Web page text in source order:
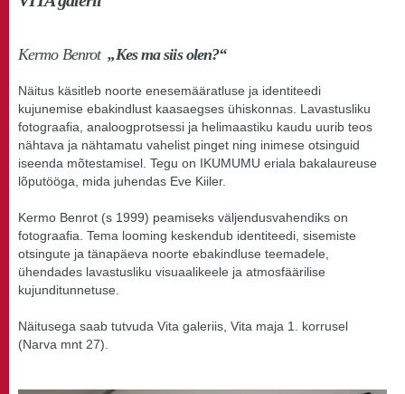
Kermo Benrot„Kes ma siis olen?“
Näitus käsitleb noorte enesemääratluse ja identiteedi
kujunemise ebakindlust kaasaegses ühiskonnas. Lavastusliku
fotograafia, analoogprotsessi ja helimaastiku kaudu uurib teos
nähtava ja nähtamatu vahelist pinget ning inimese otsinguid
iseenda mõtestamisel. Tegu on IKUMUMU eriala bakalaureuse
lõputööga, mida juhendas Eve Kiiler.
Kermo Benrot (s 1999) peamiseks väljendusvahendiks on
fotograafia. Tema looming keskendub identiteedi, sisemiste
otsingute ja tänapäeva noorte ebakindluse teemadele,
ühendades lavastusliku visuaalikeele ja atmosfäärilise
kujunditunnetuse.
Näitusega saab tutvuda Vita galeriis, Vita maja 1. korrusel
(Narva mnt 27).